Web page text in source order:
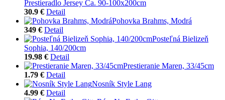
Prestieradlo Jersey Ca. 90-100x200cm
30.9 € Detail
Pohovka Brahms, Modrá
349 € Detail
Posteľná Bielizeň
Sophia, 140/200cm
19.98 € Detail
Prestieranie Maren, 33/45cm
1.79 € Detail
Nosník Style Lang
4.99 € Detail